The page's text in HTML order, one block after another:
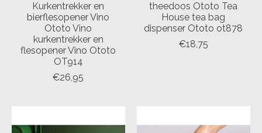
Kurkentrekker en
bierflesopener Vino
Ototo Vino
kurkentrekker en
flesopener Vino Ototo
OT914
€26,95
theedoos Ototo Tea
House tea bag
dispenser Ototo ot878
€18,75